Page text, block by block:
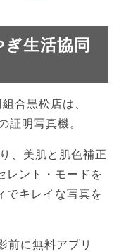
生活協同
合黒松店は、
証明写真機。
、美肌と肌色補正
レント・モードを
でキレイな写真を
前に無料アプリ